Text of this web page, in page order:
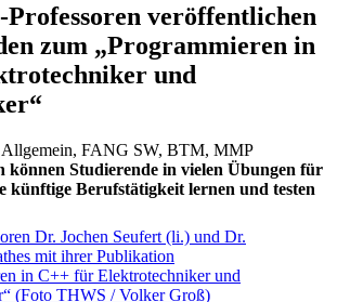
veröffentlichen
zum „Programmieren in
und
FANG SW, BTM, MMP
Studierende in vielen Übungen für
künftige Berufstätigkeit lernen und testen